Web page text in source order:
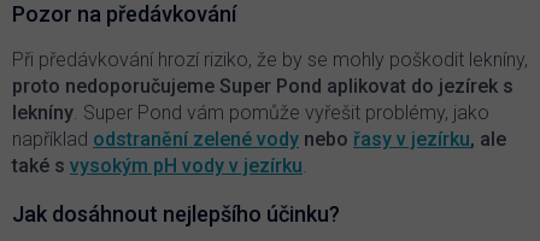
Pozor na předávkování
Při předávkování hrozí riziko, že by se mohly poškodit lekníny,
proto nedoporučujeme Super Pond aplikovat do jezírek s
lekníny. Super Pond vám pomůže vyřešit problémy, jako
například odstranění zelené vody nebo řasy v jezírku, ale
také s vysokým pH vody v jezírku.
Jak dosáhnout nejlepšího účinku?